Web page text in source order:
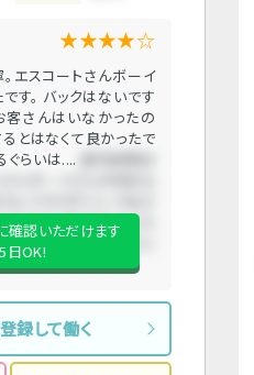
★★★★☆
エスコートさんボーイ
す。 バックはないです
客さんはいなかったの
るとはなくて良かったで
ぐらいは....
店内説明め
たので、気まずくなった
たです。多少マイナスに
確認いただけます
日OK!
録して働く